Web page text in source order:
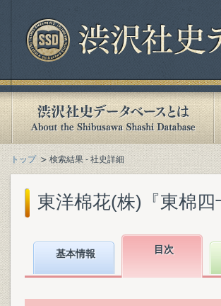
トップ 検索結果 - 社史詳細
東洋棉花(株)『東棉
基本情報 目次